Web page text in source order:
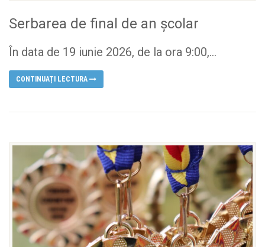
Serbarea de final de an școlar
În data de 19 iunie 2026, de la ora 9:00,...
CONTINUAȚI LECTURA